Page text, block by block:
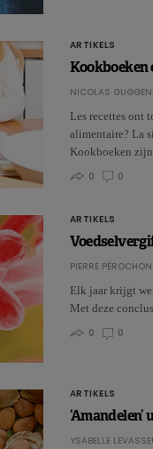
ARTIKELS
NICOLAS
Les recettes ont
alimentaire? La
Kookboeken
0
0
ARTIKELS
PIERRE PÉROCHON
Elk jaar krijgt
Met deze
0
0
ARTIKELS
YSABELLE